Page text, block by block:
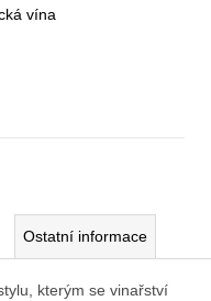
vína
Ostatní informace
kterým se vinařství